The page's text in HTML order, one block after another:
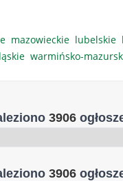
mazowieckie lubelskie
warmińsko-
3906
3906